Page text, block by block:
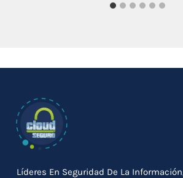
Líderes En Seguridad De La